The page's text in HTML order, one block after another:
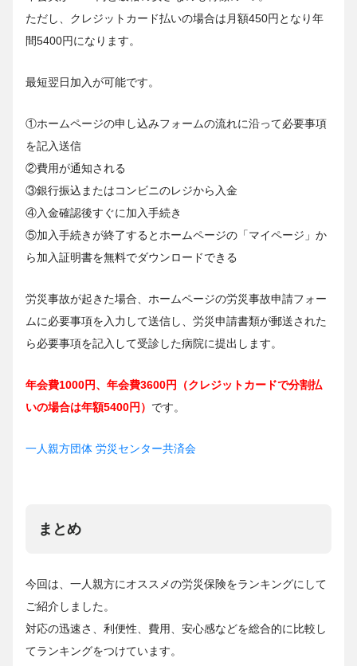
ただし、クレジットカード払いの場合は月額450円となり年
間5400円になります。
最短翌日加入が可能です。
①ホームページの申し込みフォームの流れに沿って必要事項
を記入送信
②費用が通知される
③銀行振込またはコンビニのレジから入金
④入金確認後すぐに加入手続き
⑤加入手続きが終了するとホームページの「マイページ」か
ら加入証明書を無料でダウンロードできる
労災事故が起きた場合、ホームページの労災事故申請フォー
ムに必要事項を入力して送信し、労災申請書類が郵送された
ら必要事項を記入して受診した病院に提出します。
年会費1000円、年会費3600円（クレジットカードで分割払
いの場合は年額5400円） です。
一人親方団体 労災センター共済会
まとめ
今回は、一人親方にオススメの労災保険をランキングにして
ご紹介しました。
対応の迅速さ、利便性、費用、安心感などを総合的に比較し
てランキングをつけています。